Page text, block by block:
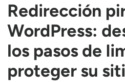
Redirección
WordPress:
los pasos de
proteger su